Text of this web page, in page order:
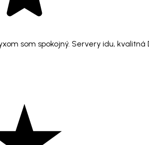
som spokojný. Servery idu,